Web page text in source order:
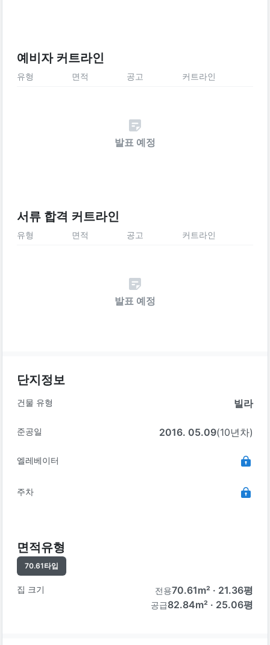
예비자 커트라인
유형 면적 공고 커트라인
발표 예정
서류 합격 커트라인
유형 면적 공고 커트라인
발표 예정
단지정보
건물 유형 빌라
준공일 2016. 05.09(10년차)
엘레베이터
주차
면적유형
70.61타입
집 크기 전용70.61m² · 21.36평
공급82.84m² · 25.06평